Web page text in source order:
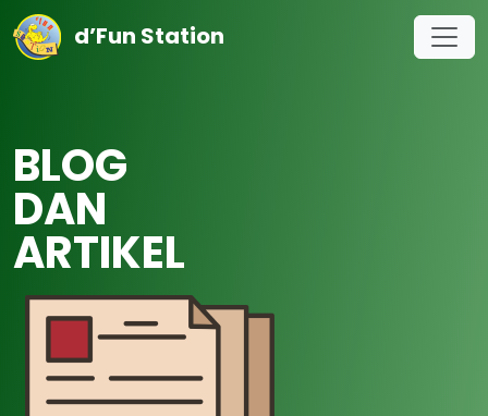
d’Fun Station
BLOG
DAN
ARTIKEL